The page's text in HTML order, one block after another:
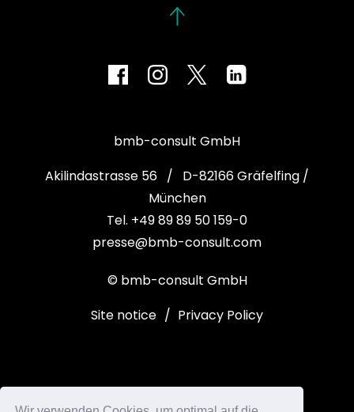
bmb-consult GmbH
Akilindastrasse 56 / D-82166 Gräfelfing /
München
Tel. +49 89 89 50 159-0
presse@bmb-consult.com
© bmb-consult GmbH
Site notice / Privacy Policy